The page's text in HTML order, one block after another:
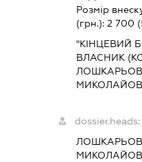
Розмір
(грн.):2 700
"КІНЦЕВИЙ
ВЛАСНИК
ЛОШКАРЬОВ
dossier.heads:
ЛОШКАРЬОВ